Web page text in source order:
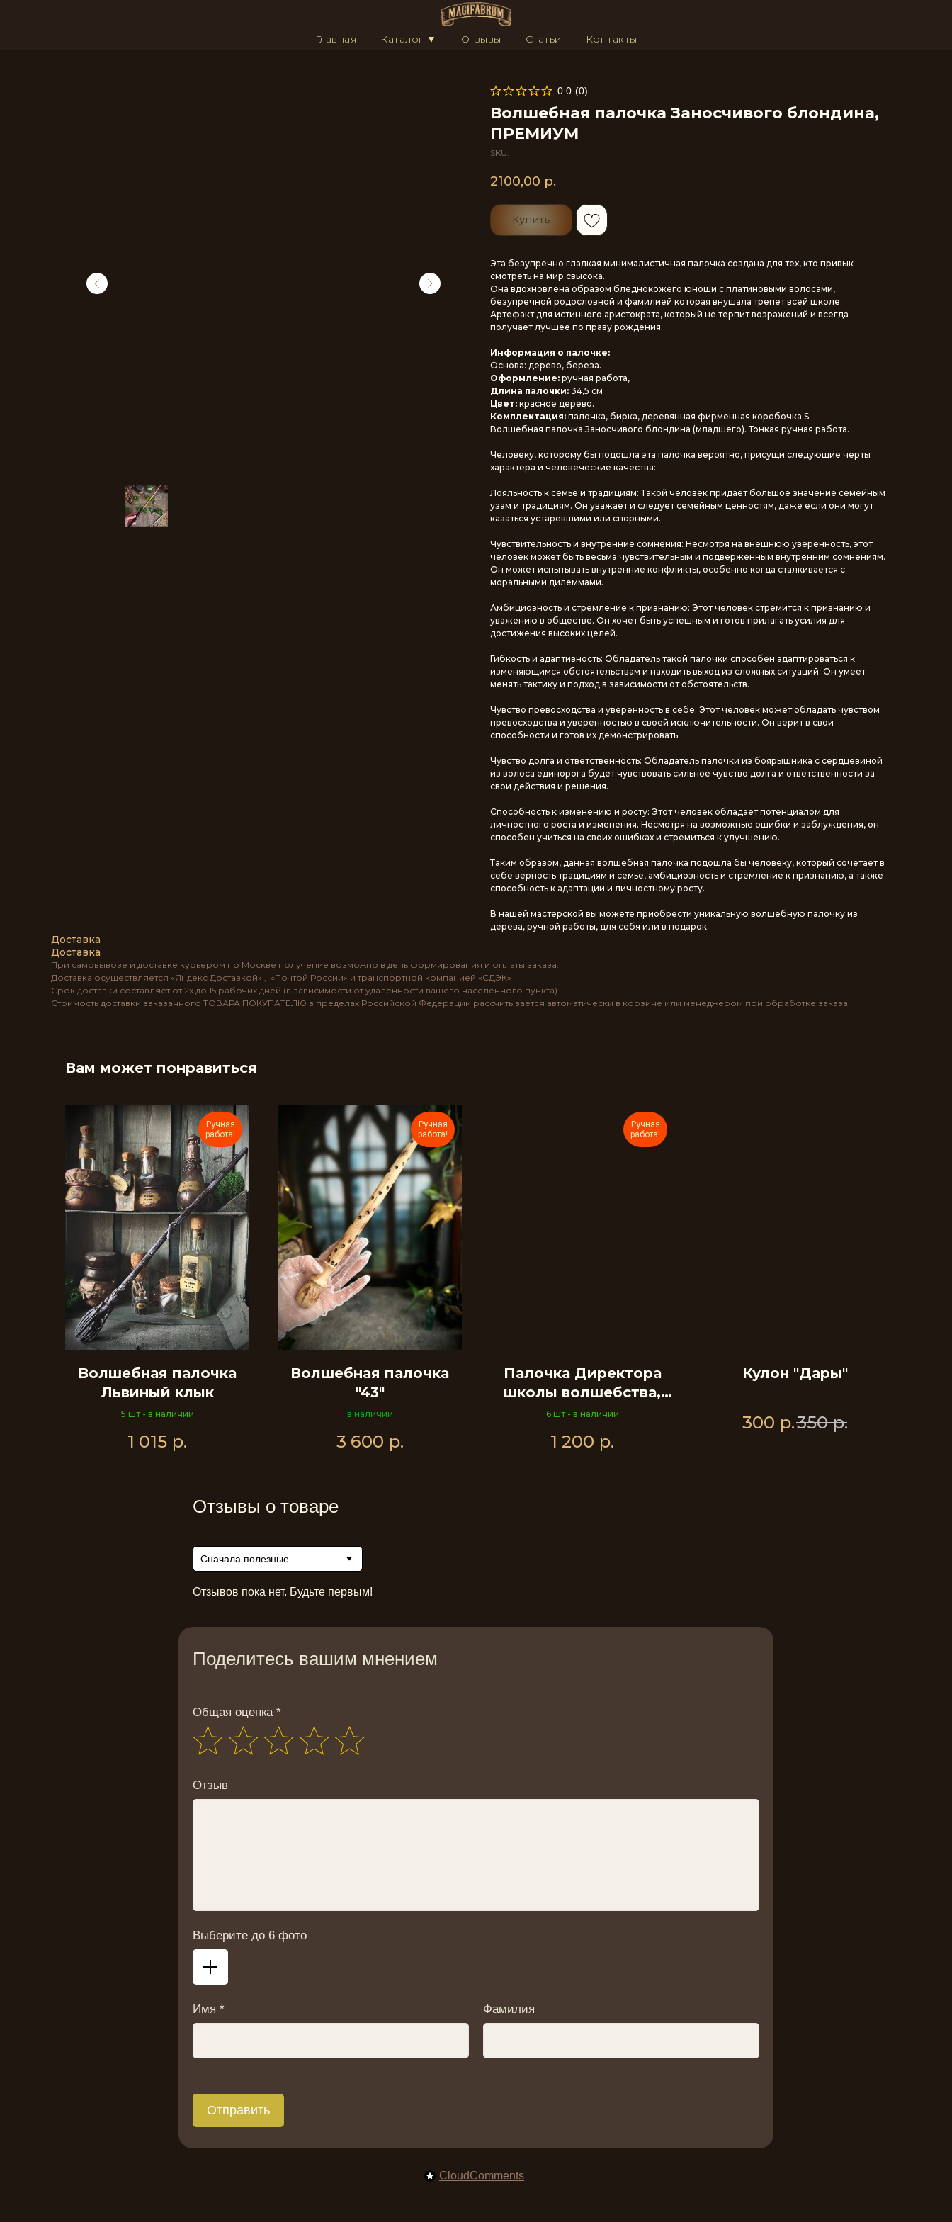
Главная Каталог ▼ Отзывы Статьи Контакты
0.0 (0)
Волшебная палочка Заносчивого блондина,
ПРЕМИУМ
SKU:
2100,00 р.
Купить
Эта безупречно гладкая минималистичная палочка создана для тех, кто привык
смотреть на мир свысока.
Она вдохновлена образом бледнокожего юноши с платиновыми волосами,
безупречной родословной и фамилией которая внушала трепет всей школе.
Артефакт для истинного аристократа, который не терпит возражений и всегда
получает лучшее по праву рождения.
Информация о палочке:
Основа: дерево, береза.
Оформление: ручная работа,
Длина палочки: 34,5 см
Цвет: красное дерево.
Комплектация: палочка, бирка, деревянная фирменная коробочка S.
Волшебная палочка Заносчивого блондина (младшего). Тонкая ручная работа.
Человеку, которому бы подошла эта палочка вероятно, присущи следующие черты
характера и человеческие качества:
Лояльность к семье и традициям: Такой человек придаёт большое значение семейным
узам и традициям. Он уважает и следует семейным ценностям, даже если они могут
казаться устаревшими или спорными.
Чувствительность и внутренние сомнения: Несмотря на внешнюю уверенность, этот
человек может быть весьма чувствительным и подверженным внутренним сомнениям.
Он может испытывать внутренние конфликты, особенно когда сталкивается с
моральными дилеммами.
Амбициозность и стремление к признанию: Этот человек стремится к признанию и
уважению в обществе. Он хочет быть успешным и готов прилагать усилия для
достижения высоких целей.
Гибкость и адаптивность: Обладатель такой палочки способен адаптироваться к
изменяющимся обстоятельствам и находить выход из сложных ситуаций. Он умеет
менять тактику и подход в зависимости от обстоятельств.
Чувство превосходства и уверенность в себе: Этот человек может обладать чувством
превосходства и уверенностью в своей исключительности. Он верит в свои
способности и готов их демонстрировать.
Чувство долга и ответственность: Обладатель палочки из боярышника с сердцевиной
из волоса единорога будет чувствовать сильное чувство долга и ответственности за
свои действия и решения.
Способность к изменению и росту: Этот человек обладает потенциалом для
личностного роста и изменения. Несмотря на возможные ошибки и заблуждения, он
способен учиться на своих ошибках и стремиться к улучшению.
Таким образом, данная волшебная палочка подошла бы человеку, который сочетает в
себе верность традициям и семье, амбициозность и стремление к признанию, а также
способность к адаптации и личностному росту.
В нашей мастерской вы можете приобрести уникальную волшебную палочку из
дерева, ручной работы, для себя или в подарок.
Доставка
Доставка
При самовывозе и доставке курьером по Москве получение возможно в день формирования и оплаты заказа.
Доставка осуществляется «Яндекс Доставкой» , «Почтой России» и транспортной компанией «СДЭК»
Срок доставки составляет от 2х до 15 рабочих дней (в зависимости от удаленности вашего населенного пункта)
Стоимость доставки заказанного ТОВАРА ПОКУПАТЕЛЮ в пределах Российской Федерации рассчитывается автоматически в корзине или менеджером при обработке заказа.
Вам может понравиться
Ручная
работа!
Волшебная палочка
Львиный клык
5 шт - в наличии
1 015 р.
Ручная
работа!
Волшебная палочка
"43"
в наличии
3 600 р.
Ручная
работа!
Палочка Директора
школы волшебства,
черная
6 шт - в наличии
1 200 р.
Кулон "Дары"
300 р.350 р.
Отзывы о товаре
Сначала полезные
Отзывов пока нет. Будьте первым!
Поделитесь вашим мнением
Общая оценка *
Отзыв
Выберите до 6 фото
Имя * Фамилия
Отправить
CloudComments